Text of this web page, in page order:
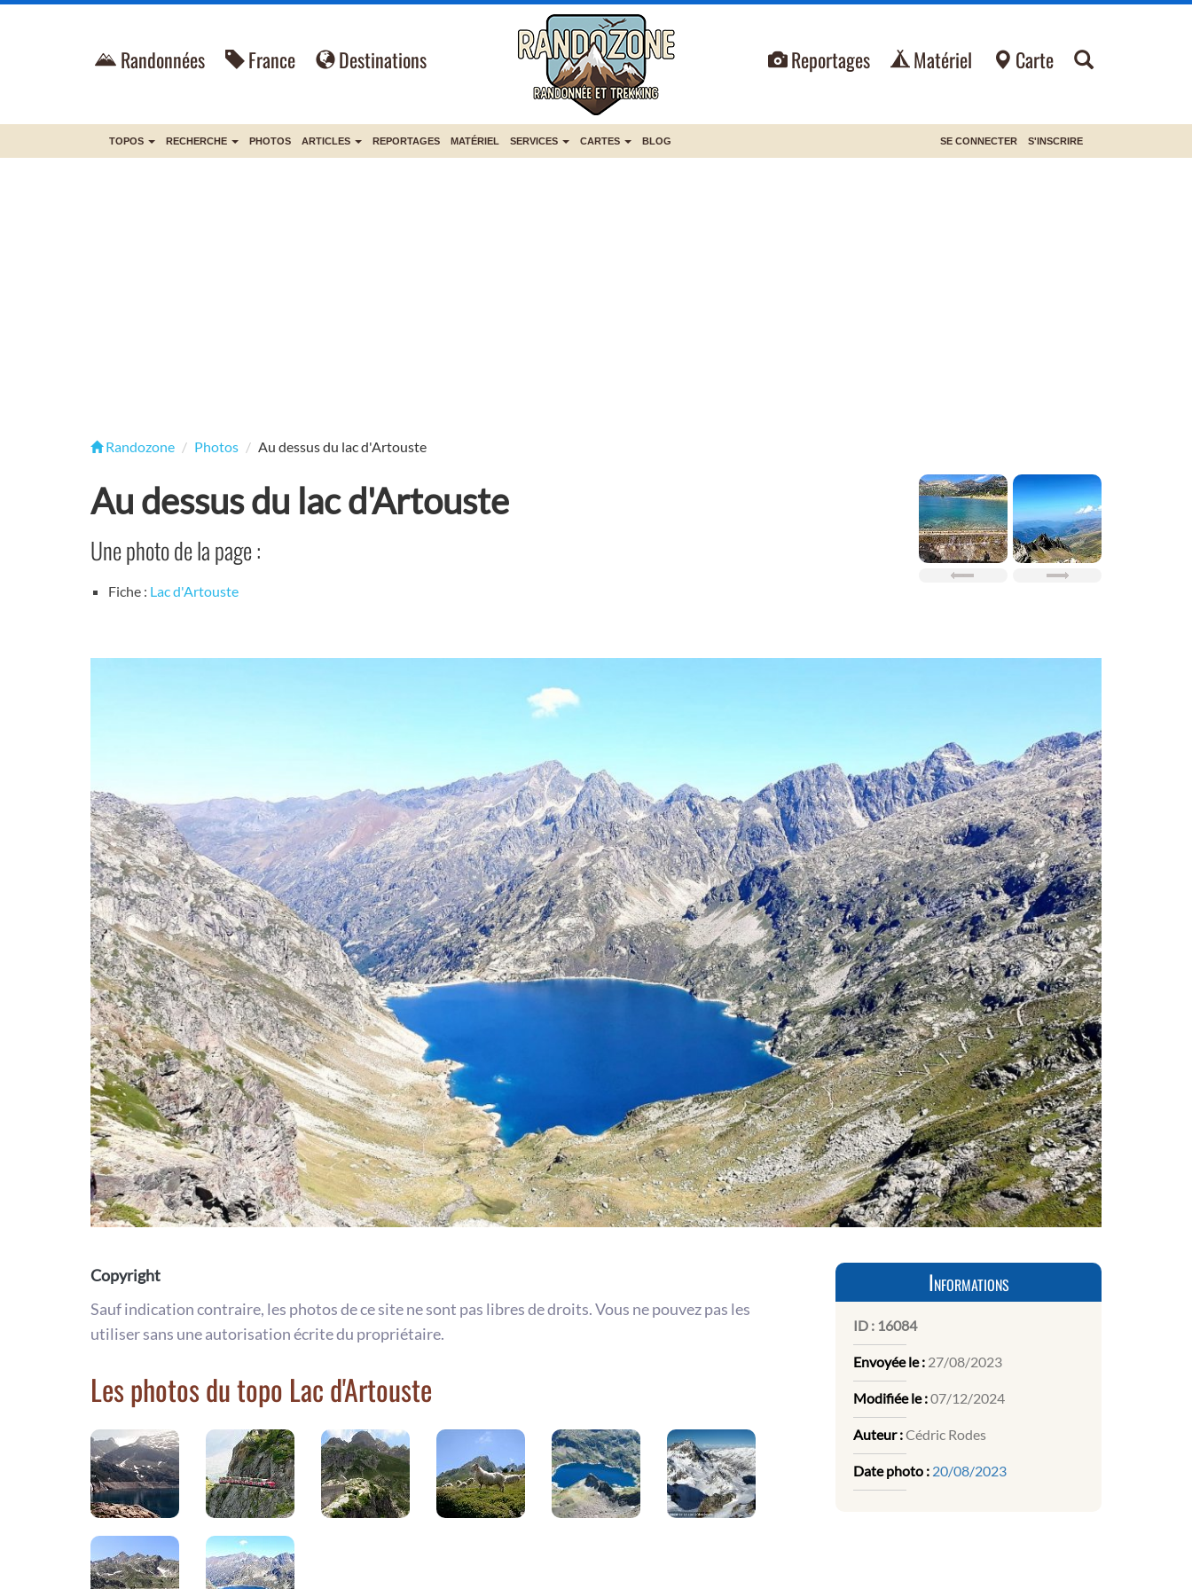
Randonnées France Destinations Reportages Matériel Carte
TOPOS RECHERCHE PHOTOS ARTICLES REPORTAGES MATÉRIEL SERVICES CARTES BLOG SE CONNECTER S'INSCRIRE
Randozone Photos Au dessus du lac d'Artouste
Au dessus du lac d'Artouste
Une photo de la page :
Fiche : Lac d'Artouste
Copyright
Sauf indication contraire, les photos de ce site ne sont pas libres de droits. Vous ne pouvez pas les
utiliser sans une autorisation écrite du propriétaire.
Les photos du topo Lac d'Artouste
Informations
ID : 16084
Envoyée le : 27/08/2023
Modifiée le :07/12/2024
Auteur :Cédric Rodes
Date photo : 20/08/2023